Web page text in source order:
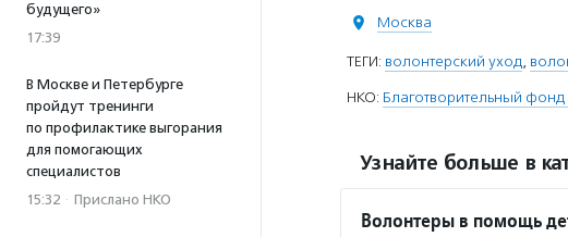
будущего»
17:39
В Москве и Петербурге
пройдут тренинги
по профилактике выгорания
для помогающих
специалистов
15:32 · Прислано НКО
Москва
ТЕГИ: волонтерский уход,
НКО: Благотворительный
Узнайте больше в
Волонтеры в помощь